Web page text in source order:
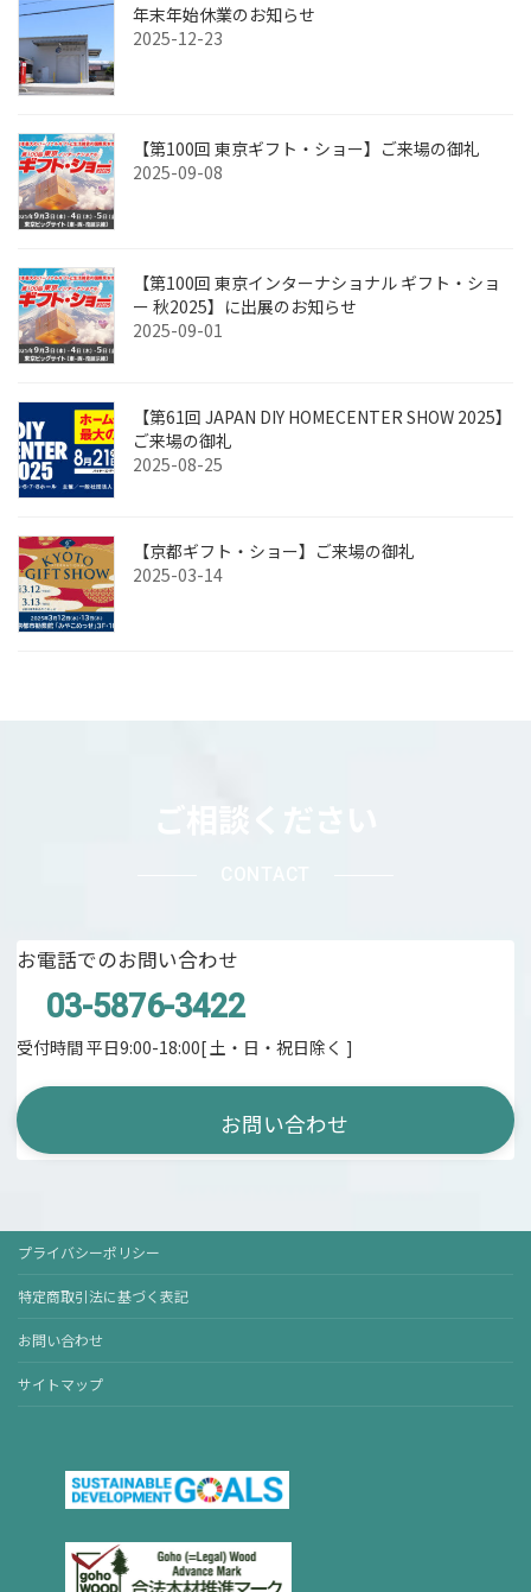
年末年始休業のお知らせ
2025-12-23
【第100回 東京ギフト・ショー】ご来場の御礼
2025-09-08
【第100回 東京インターナショナル ギフト・ショ
ー 秋2025】に出展のお知らせ
2025-09-01
【第61回 JAPAN DIY HOMECENTER SHOW 2025】
ご来場の御礼
2025-08-25
【京都ギフト・ショー】ご来場の御礼
2025-03-14
ご相談ください
お電話でのお問い合わせ
03-5876-3422
受付時間 平日9:00-18:00[ 土・日・祝日除く ]
お問い合わせ
プライバシーポリシー
特定商取引法に基づく表記
お問い合わせ
サイトマップ